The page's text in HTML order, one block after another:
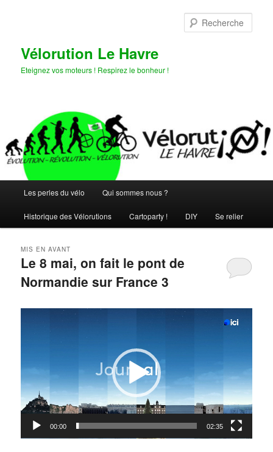
Vélorution Le Havre
Eteignez vos moteurs ! Respirez le bonheur !
principal
Les perles du vélo Qui sommes nous ?
Historique des Vélorutions Cartoparty ! DIY Se relier
Le 8 mai, on fait le pont de
Normandie sur France 3
MIS EN AVANT
00:00 02:35